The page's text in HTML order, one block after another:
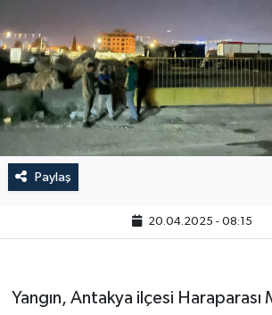
Paylaş
20.04.2025 - 08:15
Yangın, Antakya ilçesi Haraparası